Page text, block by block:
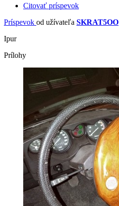
Citovať príspevok
Príspevok od užívateľa SKRAT5OO
Ipur
Prílohy